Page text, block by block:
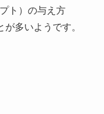
ト）の与え方
が多いようです。